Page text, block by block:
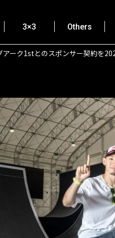
3×3 Others
ーク1stとのスポンサー契約を